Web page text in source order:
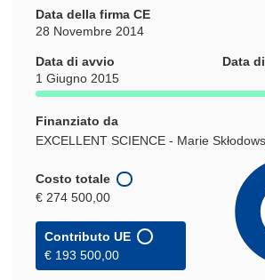
Data della firma CE
28 Novembre 2014
Data di avvio
1 Giugno 2015
Data
Finanziato da
EXCELLENT SCIENCE - Marie
Costo totale
€ 274 500,00
Contributo UE
€ 193 500,00